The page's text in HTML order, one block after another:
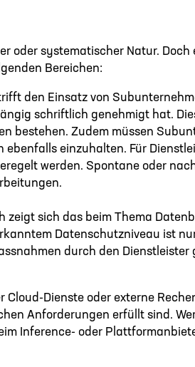
oder systematischer Natur. Doch
Bereichen:
den Einsatz von
schriftlich genehmigt hat.
bestehen. Zudem müssen
einzuhalten. Für
werden. Spontane oder
zeigt sich das beim Thema
Datenschutzniveau ist
durch den Dienstleister
Dienste oder externe
Anforderungen erfüllt sind.
Inference- oder